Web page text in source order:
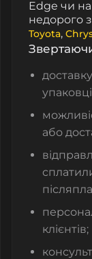
Edge чи на
недорого
Toyota,
або
клієнтів;